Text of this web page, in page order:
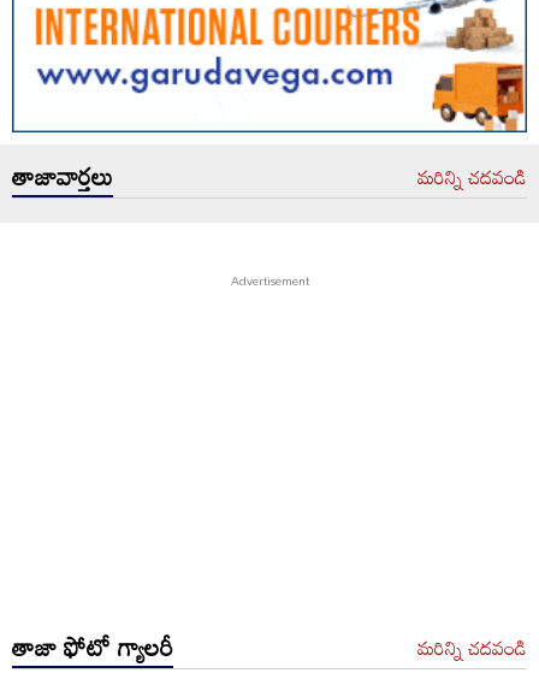
తాజావార్తలు మరిన్ని చదవండి
తాజా ఫోటో గ్యాలరీ మరిన్ని చదవండి